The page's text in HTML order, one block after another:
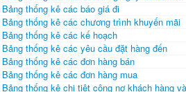
Bảng thống kê các báo giá đi
Bảng thống kê các chương trình khuyến mãi
Bảng thống kê các kế hoạch
Bảng thống kê các yêu cầu đặt hàng đến
Bảng thống kê các đơn hàng bán
Bảng thống kê các đơn hàng mua
Bảng thống kê chi tiêt công nợ khách hàng